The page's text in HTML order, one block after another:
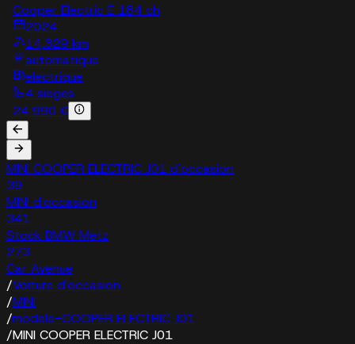
Cooper Electric E 184 ch
2024
14,329 km
automatique
electrique
4 sieges
24 990 €
MINI COOPER ELECTRIC J01 d'occasion
39
MINI d'occasion
341
Stock BMW Metz
273
Car Avenue
/Voiture d'occasion
/MINI
/modele-COOPER ELECTRIC J01
/MINI COOPER ELECTRIC J01